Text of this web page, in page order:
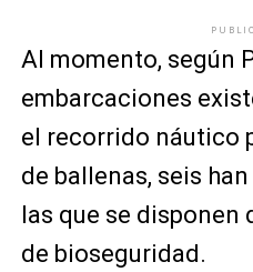
Al momento, según
embarcaciones
el recorrido náutico
de ballenas, seis
las que se
de bioseguridad.